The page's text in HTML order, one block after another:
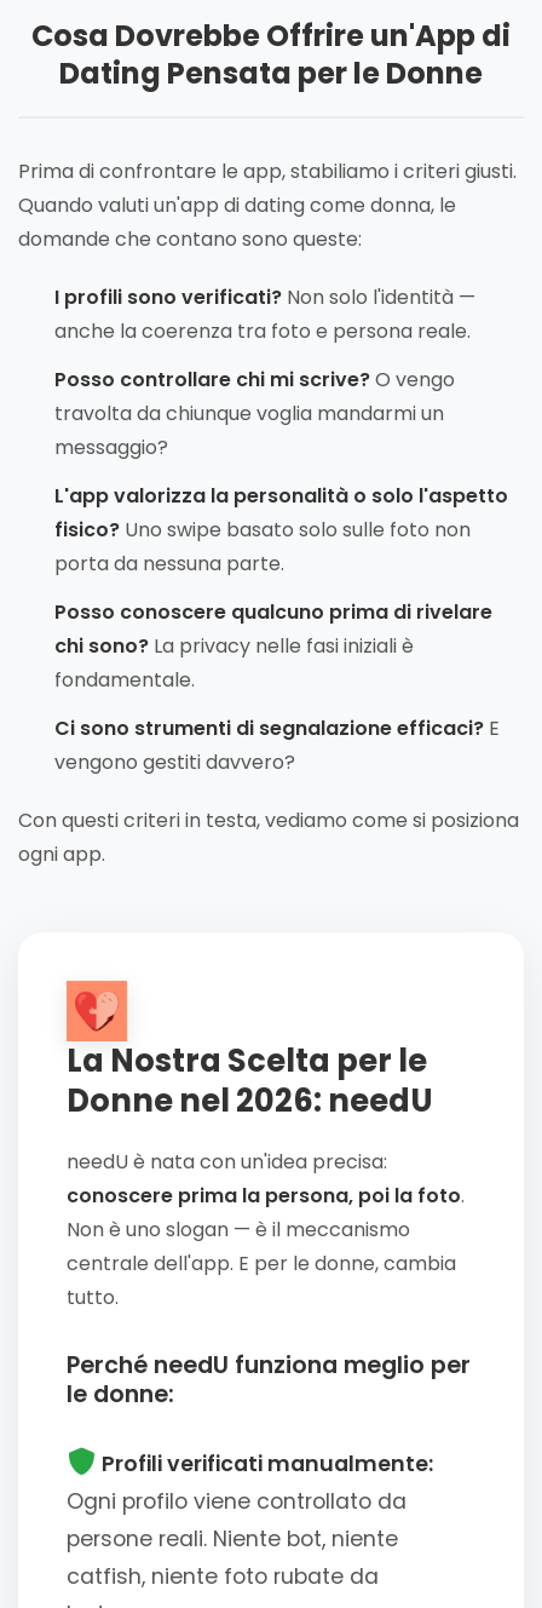
Cosa Dovrebbe Offrire un'App di
Dating Pensata per le Donne
Prima di confrontare le app, stabiliamo i criteri giusti.
Quando valuti un'app di dating come donna, le
domande che contano sono queste:
I profili sono verificati? Non solo l'identità —
anche la coerenza tra foto e persona reale.
Posso controllare chi mi scrive?O vengo
travolta da chiunque voglia mandarmi un
messaggio?
L'app valorizza la personalità o solo l'aspetto
fisico? Uno swipe basato solo sulle foto non
porta da nessuna parte.
Posso conoscere qualcuno prima di rivelare
chi sono? La privacy nelle fasi iniziali è
fondamentale.
Ci sono strumenti di segnalazione efficaci? E
vengono gestiti davvero?
Con questi criteri in testa, vediamo come si posiziona
ogni app.
La Nostra Scelta per le
Donne nel 2026: needU
needU è nata con un'idea precisa:
conoscere prima la persona, poi la foto.
Non è uno slogan — è il meccanismo
centrale dell'app. E per le donne, cambia
tutto.
Perché needU funziona meglio per
le donne:
Profili verificati manualmente:
Ogni profilo viene controllato da
persone reali. Niente bot, niente
catfish, niente foto rubate da